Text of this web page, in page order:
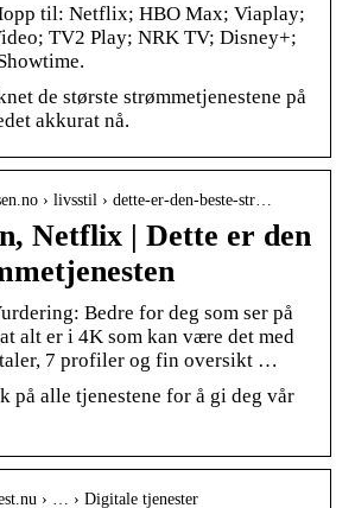
til: Netflix; HBO Max; Viaplay;
TV2 Play; NRK TV; Disney+;
de største strømmetjenestene på
akkurat nå.
› livsstil › dette-er-den-beste-str…
Netflix | Dette er den
Bedre for deg som ser på
alt er i 4K som kan være det med
7 profiler og fin oversikt …
på alle tjenestene for å gi deg vår
› … › Digitale tjenester